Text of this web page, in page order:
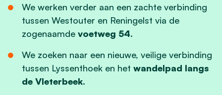
We werken verder aan een zachte verbinding
tussen Westouter en Reningelst via de
zogenaamde voetweg 54.
We zoeken naar een nieuwe, veilige verbinding
tussen Lyssenthoek en het wandelpad langs
de Vleterbeek.